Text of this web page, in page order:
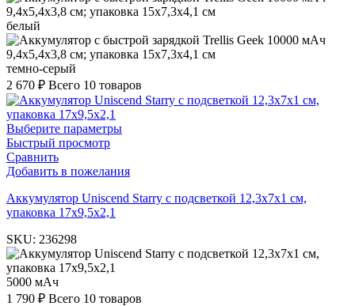
белый
темно-серый
2 670 ₽ Всего 10 товаров
Выберите параметры
Быстрый просмотр
Сравнить
Добавить в пожелания
Аккумулятор Uniscend Starry с подсветкой 12,3х7х1 см,
упаковка 17х9,5х2,1
SKU: 236298
5000 мАч
1 790 ₽ Всего 10 товаров